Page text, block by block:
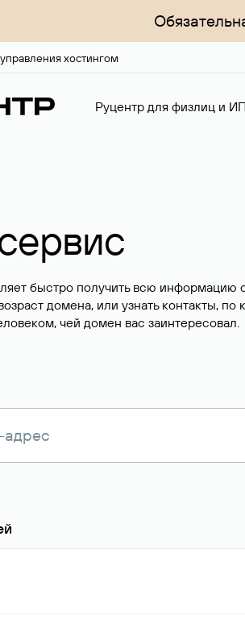
хостингом
Руцентр для физлиц и ИП
быстро получить всю информацию
домена, или узнать контакты,
чей домен вас заинтересовал.